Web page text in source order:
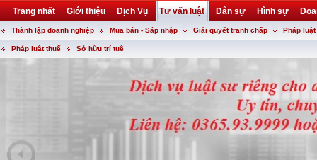
Trang nhất Giới thiệu Dịch Vụ Tư vấn luật Dân sự Hình sự
Khuyến mại Liên hệ forum utility
Thành lập doanh nghiệp Mua bán - Sáp nhập Giải quyết tranh chấp Pháp
Pháp luật thuế Sở hữu trí tuệ